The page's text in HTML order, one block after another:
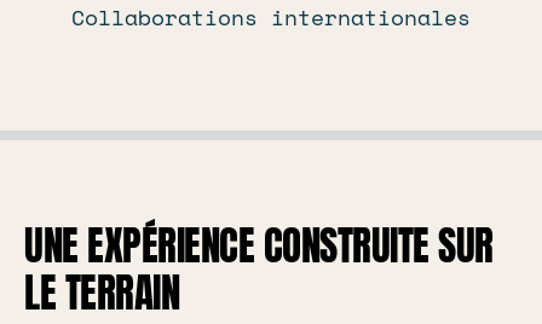
Collaborations internationales
UNE EXPÉRIENCE CONSTRUITE SUR
LE TERRAIN